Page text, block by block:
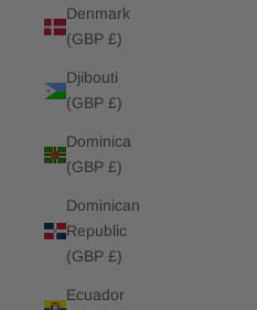
Denmark
(GBP £)
Djibouti
(GBP £)
Dominica
(GBP £)
Dominican
Republic
(GBP £)
Ecuador